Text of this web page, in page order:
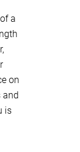
a
on
and
is